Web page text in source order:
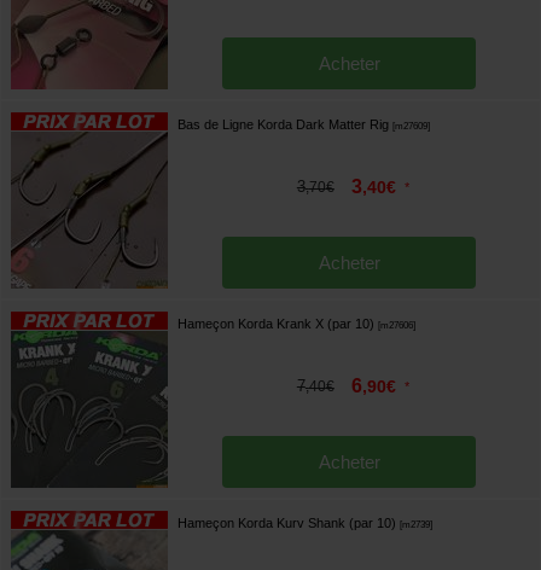
Acheter
Bas de Ligne Korda Dark Matter Rig [m27609]
3,70€ 3,40€ *
Acheter
Hameçon Korda Krank X (par 10) [m27606]
7,40€ 6,90€ *
Acheter
Hameçon Korda Kurv Shank (par 10) [m2739]